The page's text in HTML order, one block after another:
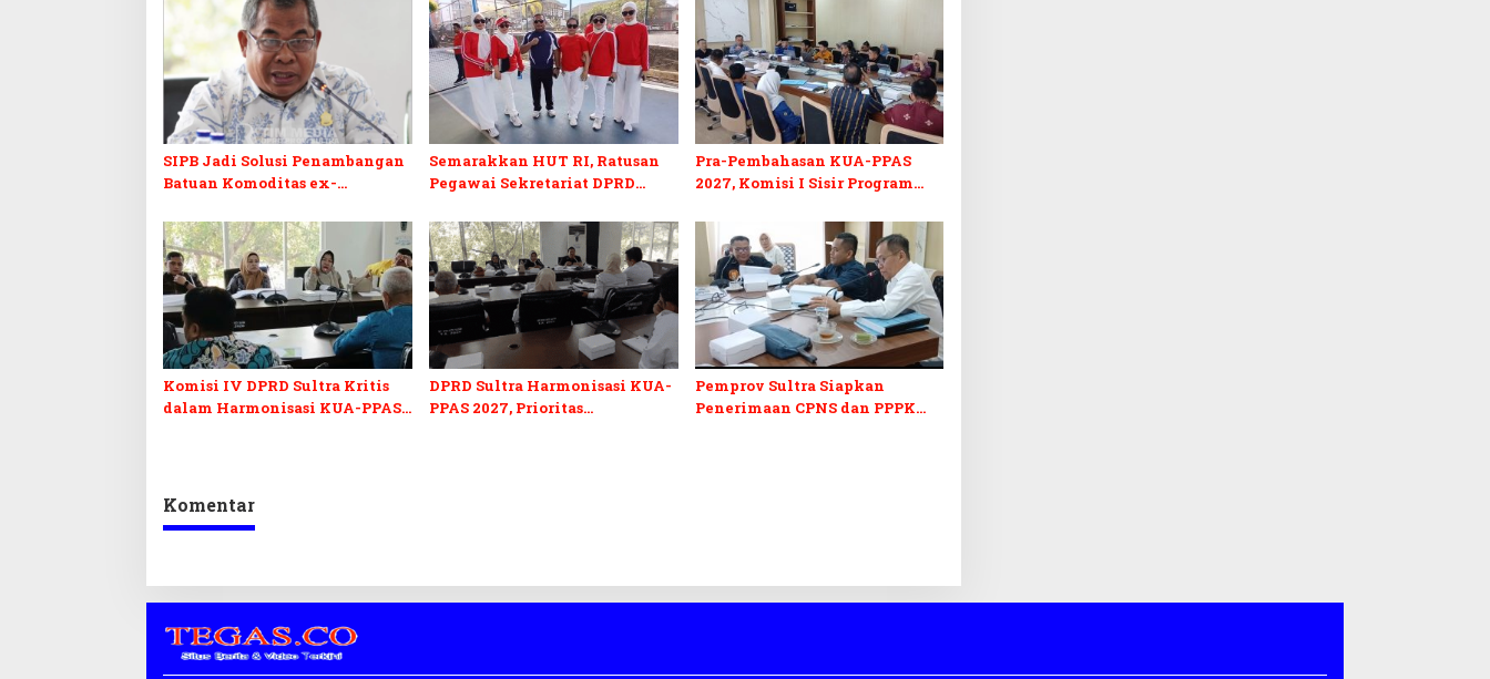
SIPB Jadi Solusi Penambangan
Batuan Komoditas ex-
Semarakkan HUT RI, Ratusan
Pegawai Sekretariat DPRD
Pra-Pembahasan KUA-PPAS
2027, Komisi I Sisir Program
Komisi IV DPRD Sultra Kritis
dalam Harmonisasi KUA-PPAS
DPRD Sultra Harmonisasi KUA-
PPAS 2027, Prioritas
Pemprov Sultra Siapkan
Penerimaan CPNS dan PPPK
Komentar